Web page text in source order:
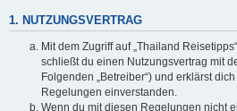
1. NUTZUNGSVERTRAG
Mit dem Zugriff auf „Thailand
schließt du einen Nutzungsvertrag mit
Folgenden „Betreiber“) und erklärst
Regelungen einverstanden.
Wenn du mit diesen Regelungen nicht